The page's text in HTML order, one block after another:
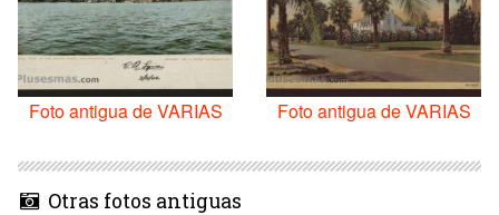
Foto antigua de VARIAS Foto antigua de VARIAS
Otras fotos antiguas